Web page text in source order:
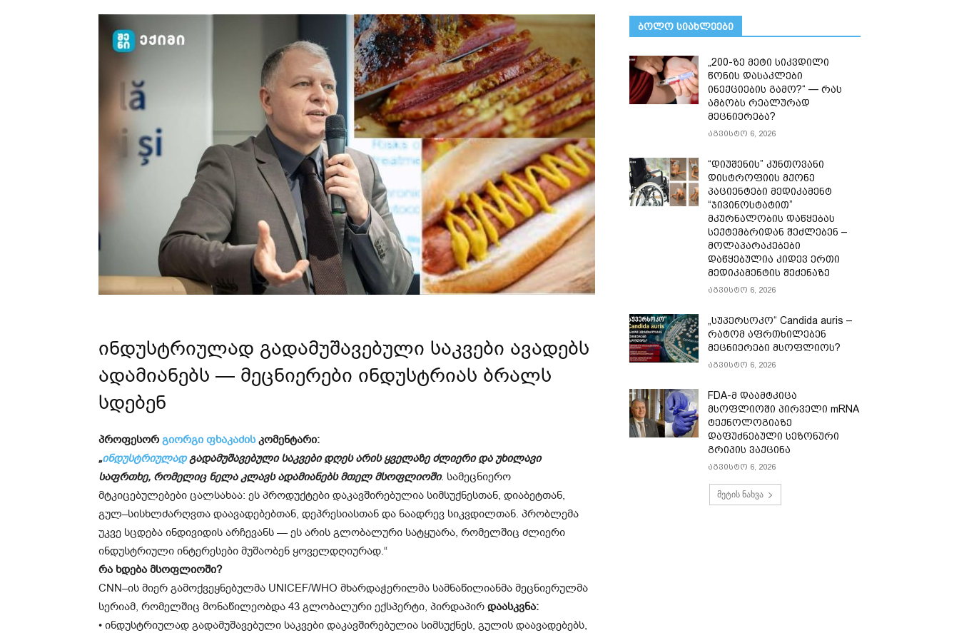
ინდუსტრიულად გადამუშავებული საკვები ავადებს
ადამიანებს — მეცნიერები ინდუსტრიას ბრალს
სდებენ
პროფესორგიორგი ფხაკაძისკომენტარი:
„ინდუსტრიულადგადამუშავებული საკვები დღეს არის ყველაზე ძლიერი და უხილავი
საფრთხე, რომელიც ნელა კლავს ადამიანებს მთელ მსოფლიოში. სამეცნიერო
მტკიცებულებები ცალსახაა: ეს პროდუქტები დაკავშირებულია სიმსუქნესთან, დიაბეტთან,
გულ–სისხლძარღვთა დაავადებებთან, დეპრესიასთან და ნაადრევ სიკვდილთან. პრობლემა
უკვე სცდება ინდივიდის არჩევანს — ეს არის გლობალური სატყუარა, რომელშიც ძლიერი
ინდუსტრიული ინტერესები მუშაობენ ყოველდღიურად.“
რა ხდება მსოფლიოში?
CNN–ის მიერ გამოქვეყნებულმა UNICEF/WHO მხარდაჭერილმა სამნაწილიანმა მეცნიერულმა
სერიამ, რომელშიც მონაწილეობდა 43 გლობალური ექსპერტი, პირდაპირ დაასკვნა:
• ინდუსტრიულად გადამუშავებული საკვები დაკავშირებულია სიმსუქნეს, გულის დაავადებებს,
ᲑᲝᲚᲝ ᲡᲘᲐᲮᲚᲔᲔᲑᲘ
„200-ზე მეტი სიკვდილი
წონის დასაკლები
ინექციების გამო?“ — რას
ამბობს რეალურად
მეცნიერება?
აგვისტო 6, 2026
“დიუშენის” კუნთოვანი
დისტროფიის მქონე
პაციენტები მედიკამენტ
“ჯივინოსტატით”
მკურნალობის დაწყებას
სექტემბრიდან შეძლებენ –
მოლაპარაკებები
დაწყებულია კიდევ ერთი
მედიკამენტის შეძენაზე
აგვისტო 6, 2026
„სუპერსოკო“ Candida auris –
რატომ აფრთხილებენ
მეცნიერები მსოფლიოს?
აგვისტო 6, 2026
FDA-მ დაამტკიცა
მსოფლიოში პირველი mRNA
ტექნოლოგიაზე
დაფუძნებული სეზონური
გრიპის ვაქცინა
აგვისტო 6, 2026
მეტის ნახვა